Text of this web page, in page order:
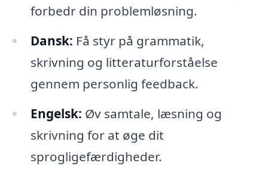
forbedr din problemløsning.
Dansk: Få styr på grammatik,
skrivning og litteraturforståelse
gennem personlig feedback.
Engelsk: Øv samtale, læsning og
skrivning for at øge dit
sprogligefærdigheder.